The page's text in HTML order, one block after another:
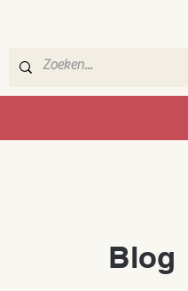
Blog